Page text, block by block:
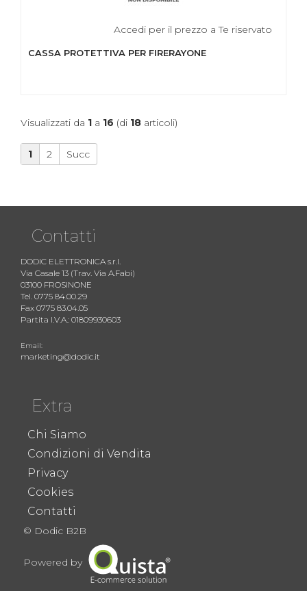
Accedi per il prezzo a Te riservato
CASSA PROTETTIVA PER FIRERAYONE
Visualizzati da 1 a 16 (di 18 articoli)
1 2 Succ
Contatti
DODIC ELETTRONICA s.r.l.
Via Casale 13 (Trav. Via A.Fabi)
03100 FROSINONE
Tel. 0775 84.00.29
Fax 0775 83.04.05
Partita I.V.A.: 01809930603
Email:
marketing@dodic.it
Extra
Chi Siamo
Condizioni di Vendita
Privacy
Cookies
Contatti
© Dodic B2B
Powered by